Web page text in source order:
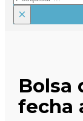
×
Bolsa
fecha